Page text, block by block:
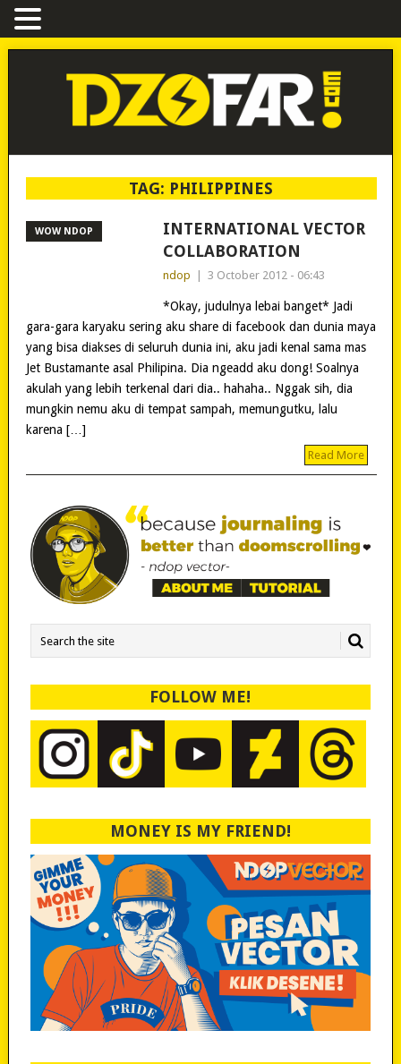
TAG: PHILIPPINES
WOW NDOP
INTERNATIONAL VECTOR
COLLABORATION
ndop 3 October 2012 - 06:43
*Okay, judulnya lebai banget* Jadi
gara-gara karyaku sering aku share di facebook dan dunia maya
yang bisa diakses di seluruh dunia ini, aku jadi kenal sama mas
Jet Bustamante asal Philipina. Dia ngeadd aku dong! Soalnya
akulah yang lebih terkenal dari dia.. hahaha.. Nggak sih, dia
mungkin nemu aku di tempat sampah, memungutku, lalu
karena […]
Read More
FOLLOW ME!
MONEY IS MY FRIEND!